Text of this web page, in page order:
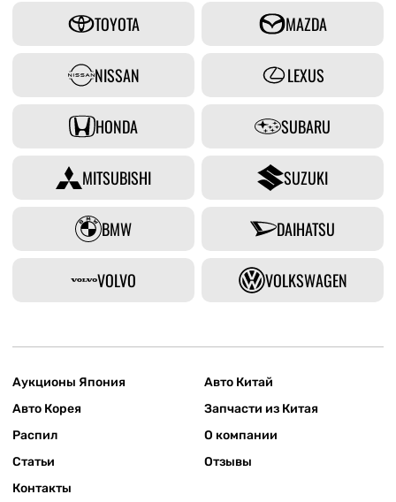
TOYOTA MAZDA
NISSAN LEXUS
HONDA SUBARU
MITSUBISHI SUZUKI
BMW DAIHATSU
VOLVO VOLKSWAGEN
Аукционы Япония
Авто Китай
Авто Корея
Запчасти из Китая
Распил
О компании
Статьи
Отзывы
Контакты